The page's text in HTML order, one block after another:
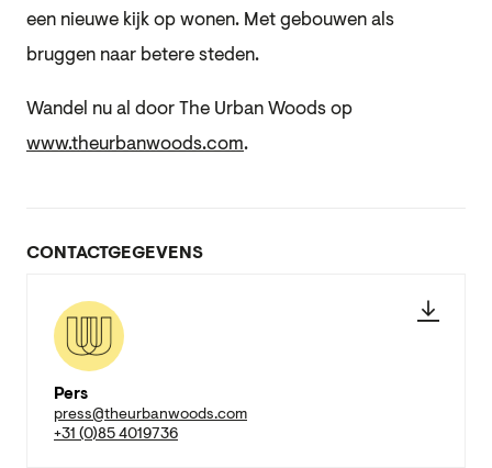
een nieuwe kijk op wonen. Met gebouwen als
bruggen naar betere steden.
Wandel nu al door The Urban Woods op
www.theurbanwoods.com.
CONTACTGEGEVENS
Pers
press@theurbanwoods.com
+31 (0)85 4019736